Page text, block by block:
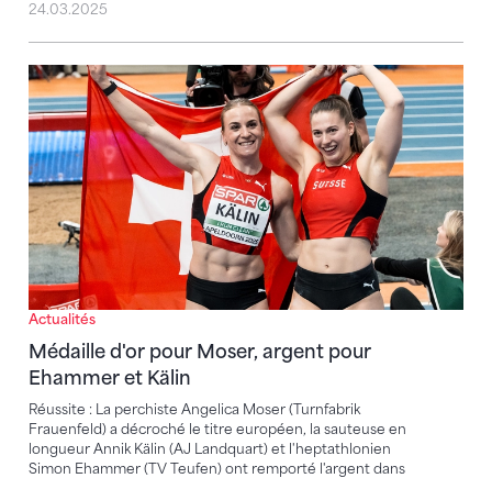
24.03.2025
Actualités
Médaille d'or pour Moser, argent pour
Ehammer et Kälin
Réussite : La perchiste Angelica Moser (Turnfabrik
Frauenfeld) a décroché le titre européen, la sauteuse en
longueur Annik Kälin (AJ Landquart) et l'heptathlonien
Simon Ehammer (TV Teufen) ont remporté l'argent dans
Médaille d'or pour Moser, argent pour Ehammer et